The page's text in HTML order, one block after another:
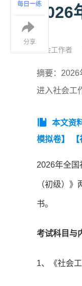
2026
社会工作者
摘要：2026
进入社会工
本文资
模拟卷】
《社会工
2026年全
（初级）
书。
考试科目与
1、《社会
每日一练
分享